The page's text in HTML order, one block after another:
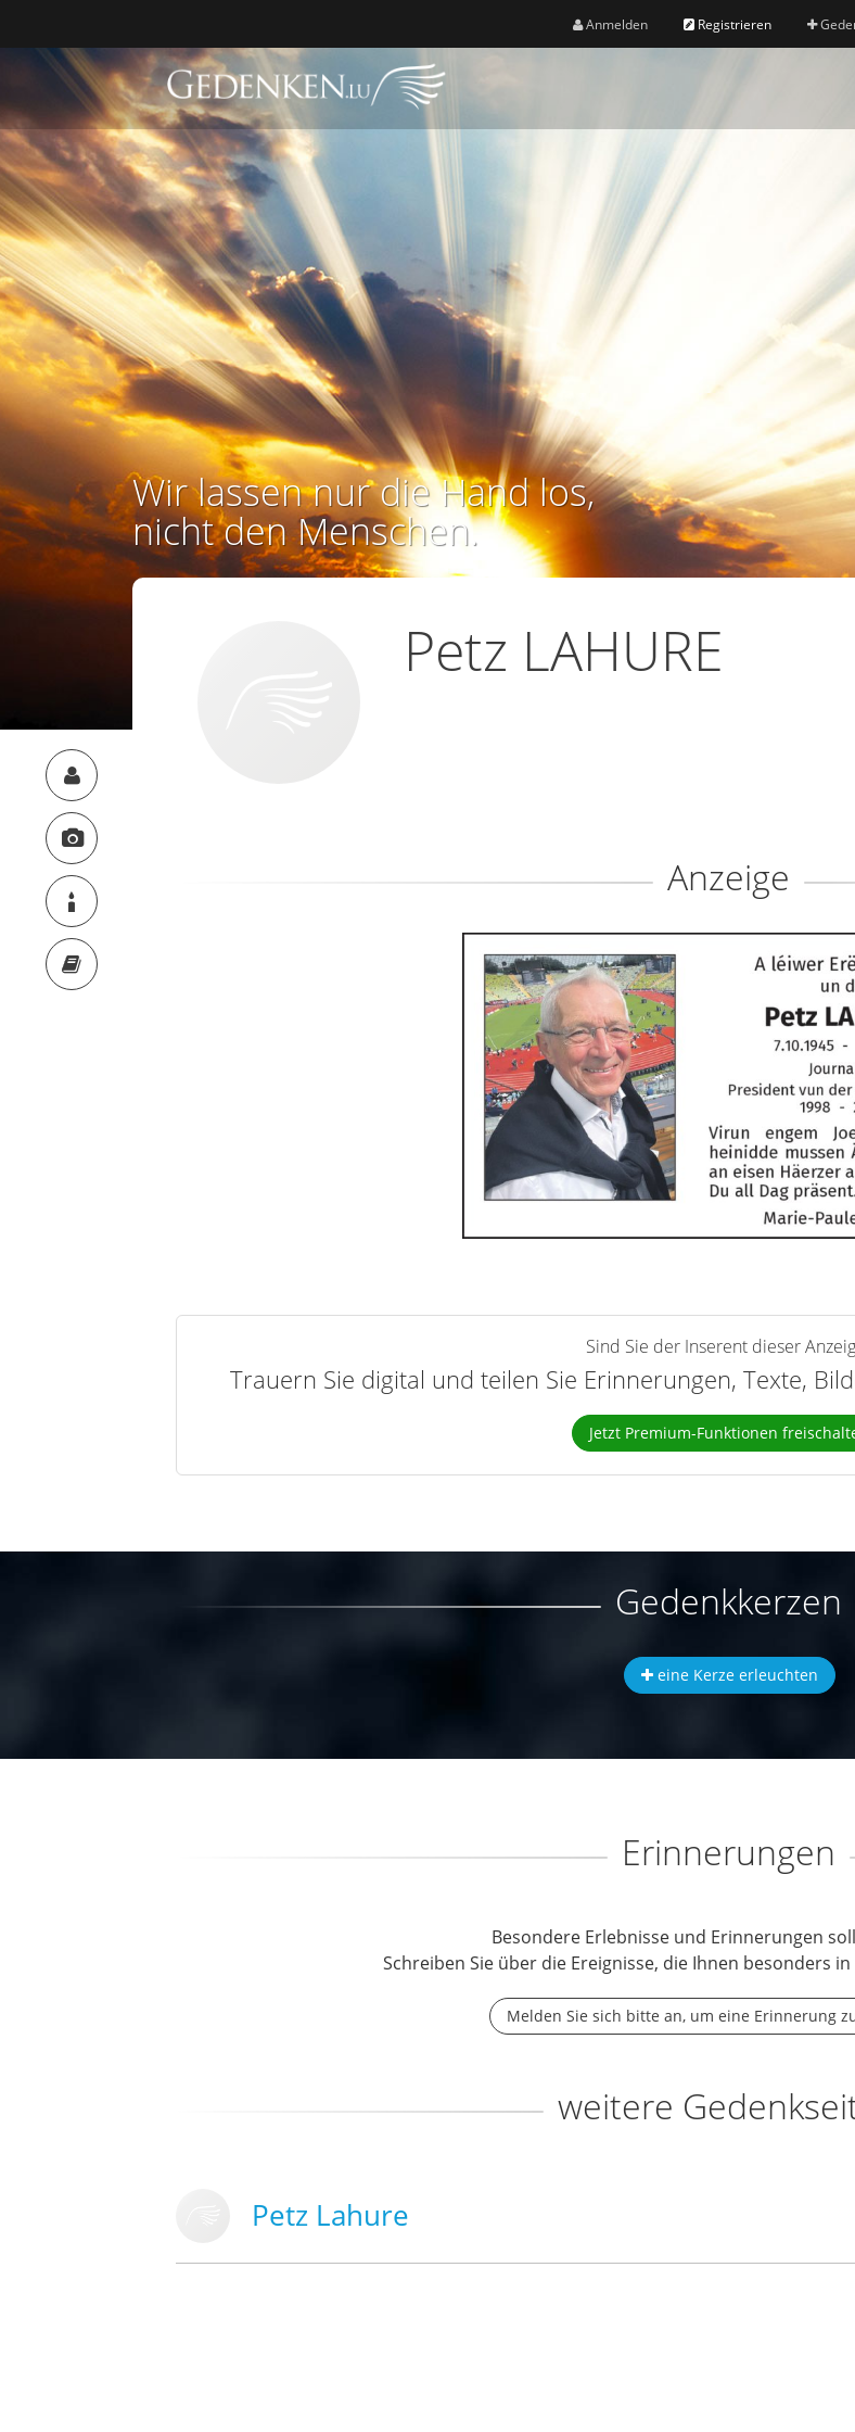
Anmelden Registrieren
Wir lassen nur die Hand los,
nicht den Menschen.
Petz LAHURE
Anzeige
Sind Sie der Inserent dieser
Trauern Sie digital und teilen Sie Erinnerungen, Texte,
Jetzt Premium-Funktionen
Gedenkkerzen
eine Kerze erleuchten
Erinnerungen
Besondere Erlebnisse und Erinnerungen
Schreiben Sie über die Ereignisse, die Ihnen besonders
Melden Sie sich bitte an, um eine Erinnerung
weitere
Petz Lahure